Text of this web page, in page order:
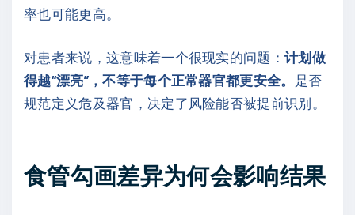
率也可能更高。
对患者来说，这意味着一个很现实的问题：计划做
得越“漂亮”，不等于每个正常器官都更安全。 是否
规范定义危及器官，决定了风险能否被提前识别。
食管勾画差异为何会影响结果